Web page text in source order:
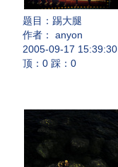
题目： 踢大腿
作者： anyon
2005-09-17 15:39:30
顶：0 踩：0